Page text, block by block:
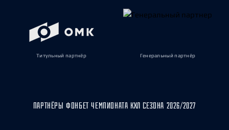
Титульный партнёр Генеральный партнёр
ПАРТНЁРЫ ФОНБЕТ ЧЕМПИОНАТА КХЛ СЕЗОНА 2026/2027